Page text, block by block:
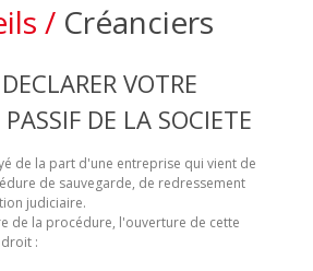
/ Créanciers
VOTRE
DE LA SOCIETE
de la part d'une entreprise qui vient de
de sauvegarde, de redressement
judiciaire.
de la procédure, l'ouverture de cette
: